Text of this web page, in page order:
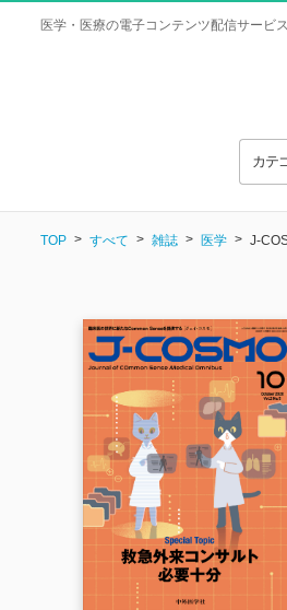
医学・医療の電子コンテンツ配信サービス
カテ
TOP すべて 雑誌 医学 J-